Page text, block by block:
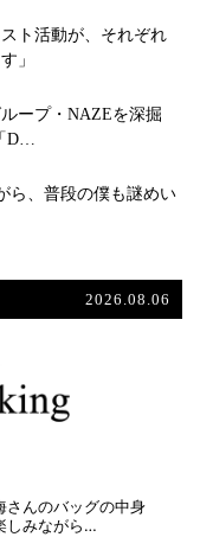
ト活動が、それぞれ
」
ープ・NAZEを深掘
D…
ら、普段の僕も謎めい
2026.08.06
さんのバッグの中身
しみながら…